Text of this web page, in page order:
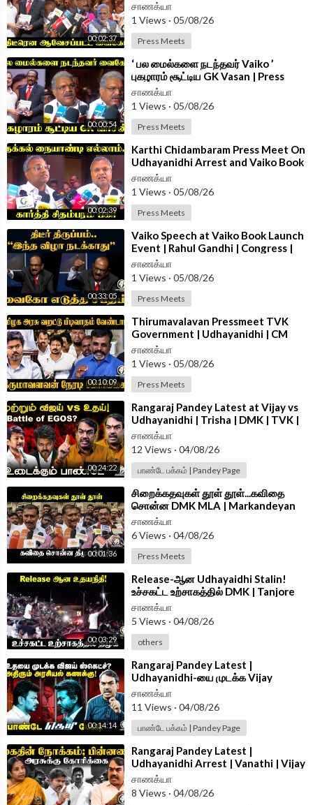
Follow Chanakyaa on arattai -https://aratt.ai/@chanakyaa_tv
Android App -https://play.google.com/store/....apps/details?id=
com.
00:02:37
Delhi Book Launch Event
சாணக்யா
1 Views · 05/08/26
Press Meets
00:00:54
⁣‘ பல மைல்களை நடந்தவர் Vaiko ’
புகழாரம் சூட்டிய GK Vasan | Press
Meet | Book Launch Event Delhi
சாணக்யா
1 Views · 05/08/26
Press Meets
00:02:39
⁣Karthi Chidambaram Press Meet On
Udhayanidhi Arrest and Vaiko Book
Launch | TVK Govt | Congress
சாணக்யா
1 Views · 05/08/26
Press Meets
00:33:05
⁣Vaiko Speech at Vaiko Book Launch
Event | Rahul Gandhi | Congress |
Loksabha | Rajyasabha | Delhi
சாணக்யா
1 Views · 05/08/26
Press Meets
00:10:09
⁣Thirumavalavan Pressmeet TVK
Government | Udhayanidhi | CM
Vijay | VCK
சாணக்யா
1 Views · 05/08/26
Press Meets
00:24:22
⁣Rangaraj Pandey Latest at Vijay vs
Udhayanidhi | Trisha | DMK | TVK |
Stalin | Police | TN Govt
சாணக்யா
12 Views · 04/08/26
பாண்டே பக்கம் | Pandey Page
00:01:36
⁣சிறைக்கதவுகள் தூள் தூள்...கவிதை
சொன்ன DMK MLA | Markandeyan
Press Meet | Udhayanidhi Stalin
சாணக்யா
6 Views · 04/08/26
Press Meets
00:03:29
⁣Release-ஆன Udhayaidhi Stalin!
உச்சகட்ட உற்சாகத்தில் DMK | Tanjore
சாணக்யா
5 Views · 04/08/26
others
00:14:14
⁣Rangaraj Pandey Latest |
Udhayanidhi-யை முடக்க Vijay
Sketch? | Vijay | Trisha | DMK | TVK
| TN Govt
சாணக்யா
11 Views · 04/08/26
பாண்டே பக்கம் | Pandey Page
⁣Rangaraj Pandey Latest |
Udhayanidhi Arrest | Vanathi | Vijay
| Trisha | TVK | DMK
சாணக்யா
8 Views · 04/08/26